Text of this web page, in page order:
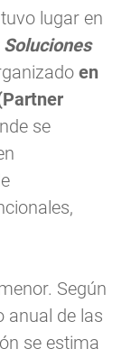
lugar en
en
se
Según
anual de las
se estima